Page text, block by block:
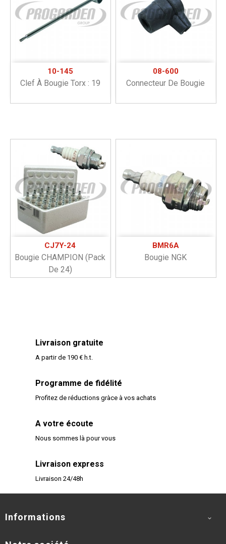
10-145
Clef À Bougie Torx : 19
08-600
Connecteur De Bougie
CJ7Y-24
Bougie CHAMPION (pack
De 24)
BMR6A
Bougie NGK
Livraison gratuite
A partir de 190 € h.t.
Programme de fidélité
Profitez de réductions gràce à vos achats
A votre écoute
Nous sommes là pour vous
Livraison express
Livraison 24/48h
Informations 